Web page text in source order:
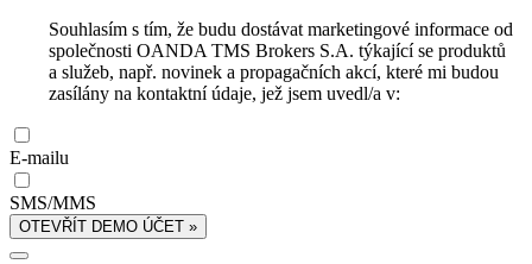
Souhlasím s tím, že budu dostávat marketingové informace od
společnosti OANDA TMS Brokers S.A. týkající se produktů
a služeb, např. novinek a propagačních akcí, které mi budou
zasílány na kontaktní údaje, jež jsem uvedl/a v:
E-mailu
SMS/MMS
OTEVŘÍT DEMO ÚČET »